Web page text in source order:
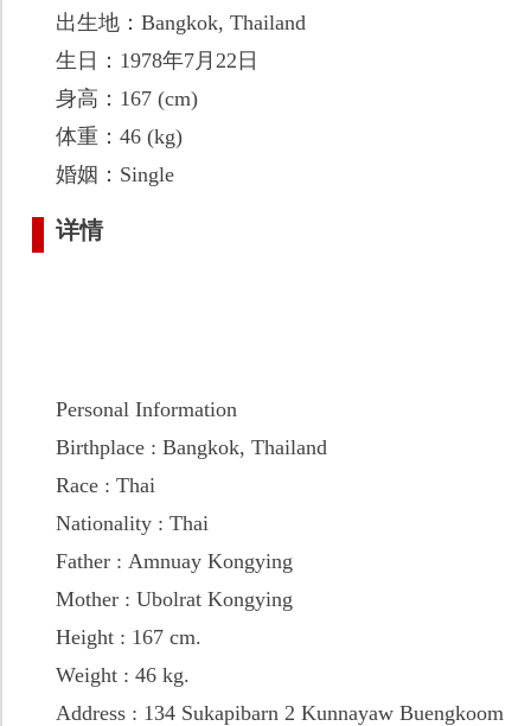
出生地：Bangkok, Thailand
生日：1978年7月22日
身高：167 (cm)
体重：46 (kg)
婚姻：Single
详情
Personal Information
Birthplace : Bangkok, Thailand
Race : Thai
Nationality : Thai
Father : Amnuay Kongying
Mother : Ubolrat Kongying
Height : 167 cm.
Weight : 46 kg.
Address : 134 Sukapibarn 2 Kunnayaw Buengkoom